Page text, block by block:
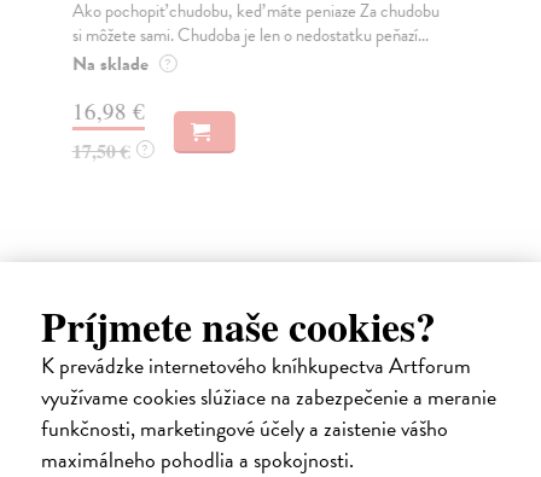
Príjmete naše cookies?
K prevádzke internetového kníhkupectva Artforum
využívame cookies slúžiace na zabezpečenie a meranie
funkčnosti, marketingové účely a zaistenie vášho
maximálneho pohodlia a spokojnosti.
Ako pochopiť chudobu, keď máte peniaze Za chudobu
si môžete sami. Chudoba je len o nedostatku peňazí...
Na sklade ?
16,98 €
17,50 € ?
na sklade
novinka